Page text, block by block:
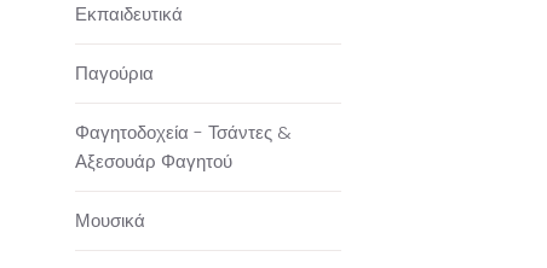
Εκπαιδευτικά
Παγούρια
Φαγητοδοχεία - Τσάντες &
Αξεσουάρ Φαγητού
Μουσικά